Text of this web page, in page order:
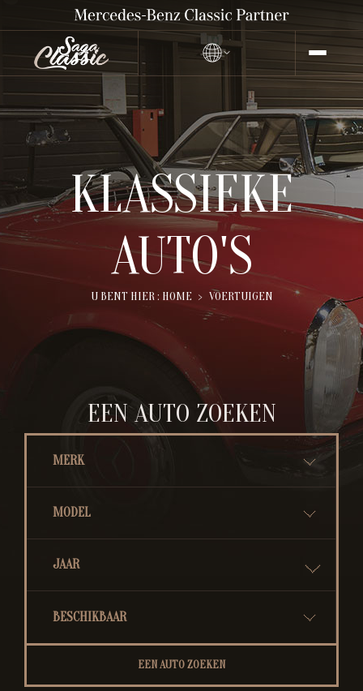
KLASSIEKE
AUTO'S
U BENT HIER : HOME VOERTUIGEN
EEN AUTO ZOEKEN
EEN AUTO ZOEKEN